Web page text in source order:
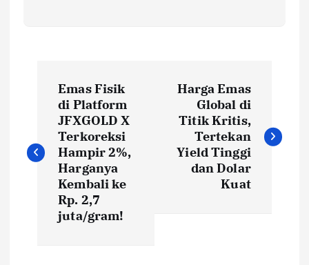
Emas Fisik
di Platform
JFXGOLD X
Terkoreksi
Hampir 2%,
Harganya
Kembali ke
Rp. 2,7
juta/gram!
Harga Emas
Global di
Titik Kritis,
Tertekan
Yield Tinggi
dan Dolar
Kuat